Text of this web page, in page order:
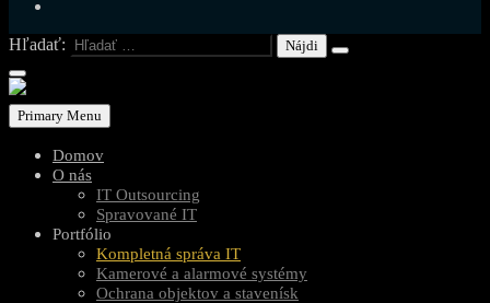
Hľadať:
Primary Menu
Domov
O nás
IT Outsourcing
Spravované IT
Portfólio
Kompletná správa IT
Kamerové a alarmové systémy
Ochrana objektov a stavenísk